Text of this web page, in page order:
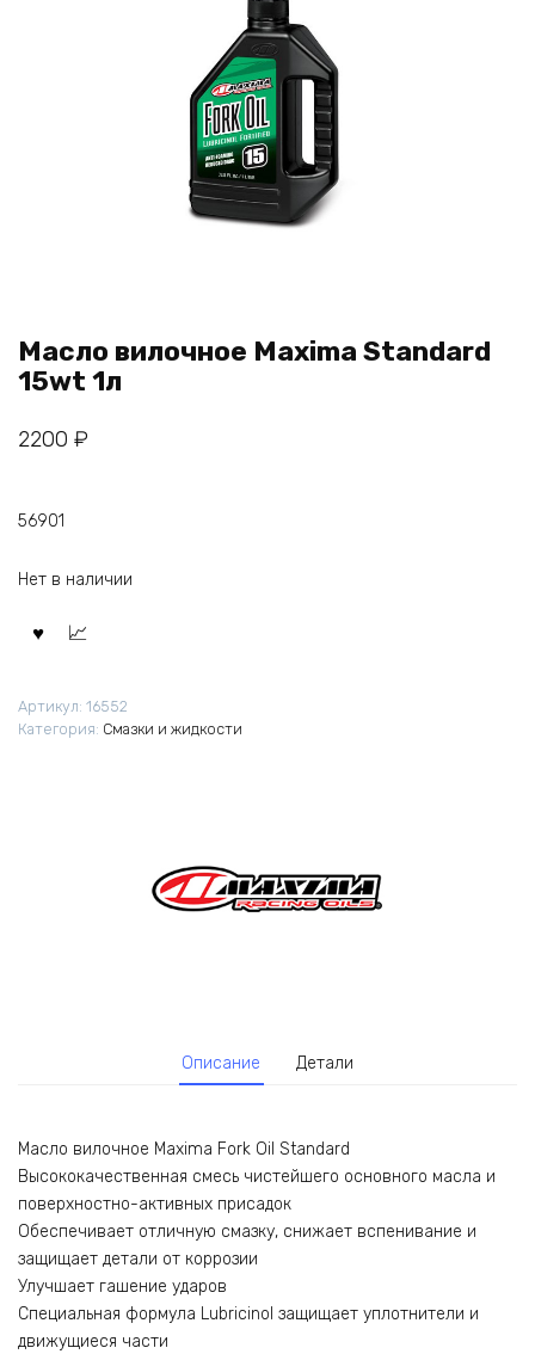
Масло вилочное Maxima Standard
15wt 1л
2200 ₽
56901
Нет в наличии
Артикул: 16552
Категория: Смазки и жидкости
Описание Детали
Масло вилочное Maxima Fork Oil Standard
Высококачественная смесь чистейшего основного масла и
поверхностно-активных присадок
Обеспечивает отличную смазку, снижает вспенивание и
защищает детали от коррозии
Улучшает гашение ударов
Специальная формула Lubricinol защищает уплотнители и
движущиеся части